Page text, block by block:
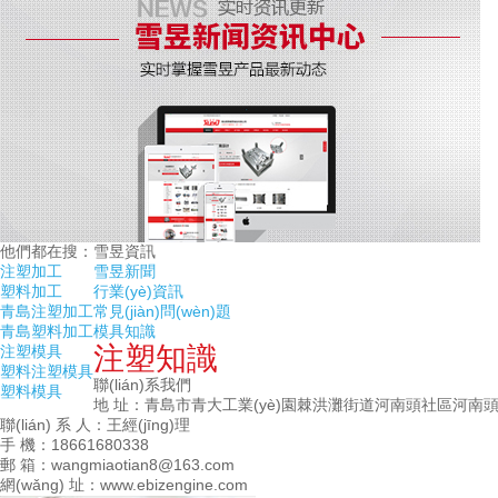
他們都在搜：
注塑加工
塑料加工
青島注塑加工
青島塑料加工
注塑模具
塑料注塑模具
塑料模具
雪昱資訊
雪昱新聞
行業(yè)資訊
常見(jiàn)問(wèn)題
模具知識
注塑知識
聯(lián)系我們
地 址：青島市青大工業(yè)園棘洪灘街道河南頭社區河南
聯(lián) 系 人：王經(jīng)理
手 機：18661680338
郵 箱：wangmiaotian8@163.com
網(wǎng) 址：www.ebizengine.com